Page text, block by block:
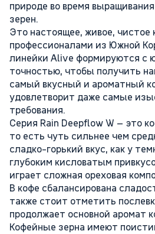
природе во время
зерен.
Это настоящее, живое, чистое
профессионалами из Южной
линейки Alive формируются с
точностью, чтобы получить
самый вкусный и ароматный
удовлетворит даже самые
требования.
Серия Rain Deepflow W – это
то есть чуть сильнее чем
сладко-горький вкус, как у
глубоким кисловатым
играет сложная ореховая
В кофе сбалансирована
также стоит отметить
продолжает основной аромат
Кофейные зерна имеют